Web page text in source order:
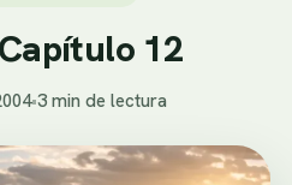
12
•3 min de lectura